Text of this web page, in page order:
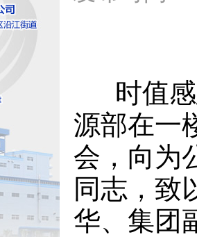
时值感
源部在一
会，向为
同志，致
华、集团